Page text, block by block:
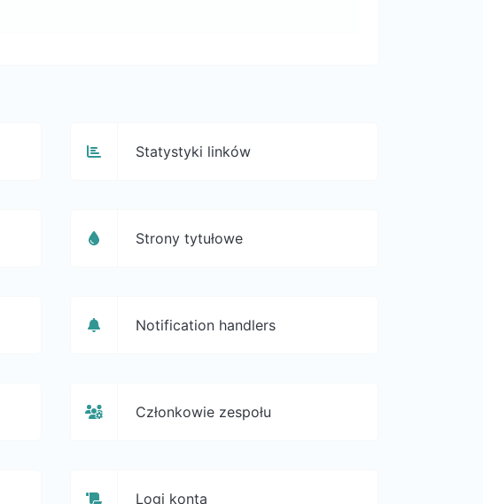
Statystyki linków
Strony tytułowe
Notification handlers
Członkowie zespołu
Logi konta